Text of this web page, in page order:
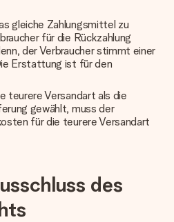
gleiche Zahlungsmittel zu
für die Rückzahlung
der Verbraucher stimmt einer
Erstattung ist für den
teurere Versandart als die
gewählt, muss der
für die teurere Versandart
des